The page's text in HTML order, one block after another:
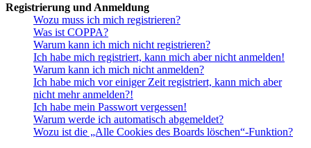
Registrierung und Anmeldung
Wozu muss ich mich registrieren?
Was ist COPPA?
Warum kann ich mich nicht registrieren?
Ich habe mich registriert, kann mich aber nicht anmelden!
Warum kann ich mich nicht anmelden?
Ich habe mich vor einiger Zeit registriert, kann mich aber
nicht mehr anmelden?!
Ich habe mein Passwort vergessen!
Warum werde ich automatisch abgemeldet?
Wozu ist die „Alle Cookies des Boards löschen“-Funktion?